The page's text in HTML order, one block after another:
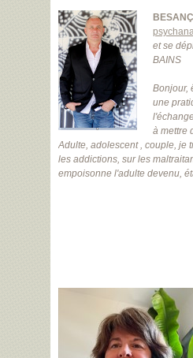
et se
BAINS
Bonjour,
une
à mettre
Adulte, adolescent , couple, je
les addictions, sur les
empoisonne l'adulte devenu,